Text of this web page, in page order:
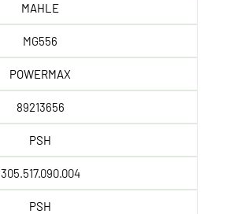
MAHLE
MG556
POWERMAX
89213656
PSH
305.517.090.004
PSH